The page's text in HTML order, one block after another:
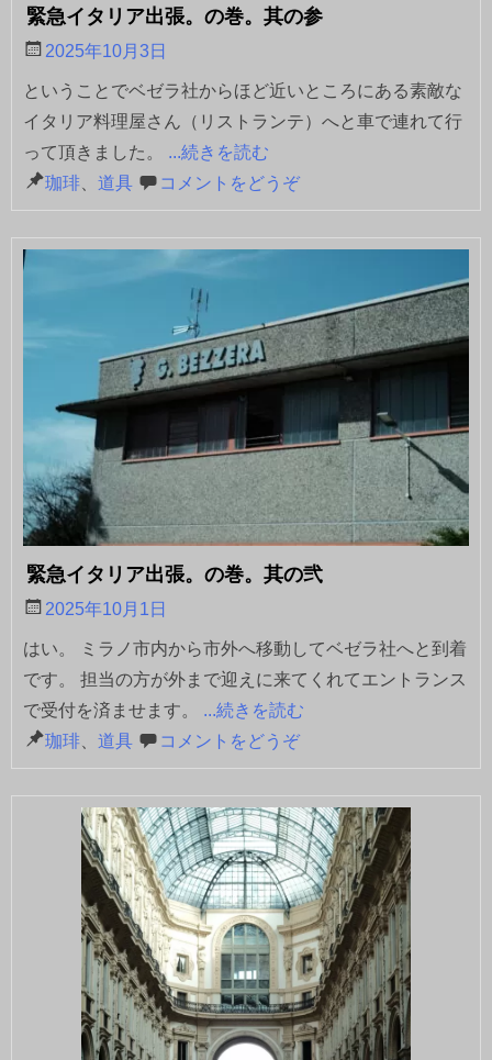
緊急イタリア出張。の巻。其の参
2025年10月3日
ということでベゼラ社からほど近いところにある素敵な
イタリア料理屋さん（リストランテ）へと車で連れて行
って頂きました。 ...続きを読む
珈琲
道具 コメントをどうぞ
緊急イタリア出張。の巻。其の弐
2025年10月1日
はい。 ミラノ市内から市外へ移動してベゼラ社へと到着
です。 担当の方が外まで迎えに来てくれてエントランス
で受付を済ませます。 ...続きを読む
珈琲
道具 コメントをどうぞ